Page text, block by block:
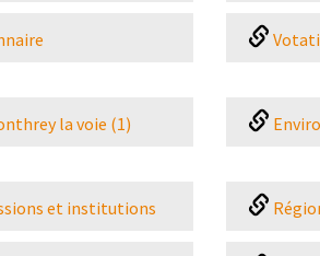
la voie (1)
et institutions